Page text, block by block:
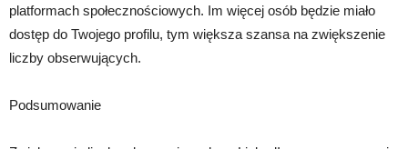
platformach społecznościowych. Im więcej osób będzie miało
dostęp do Twojego profilu, tym większa szansa na zwiększenie
liczby obserwujących.
Podsumowanie